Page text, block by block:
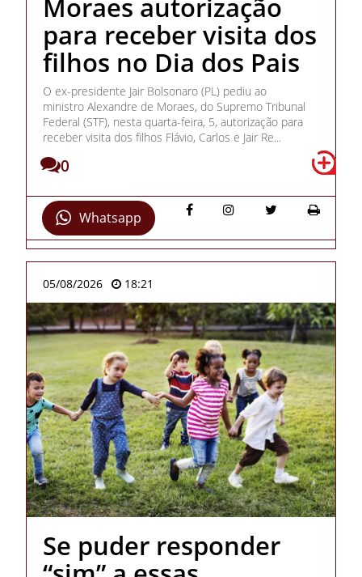
Moraes autorização
para receber visita dos
filhos no Dia dos Pais
O ex-presidente Jair Bolsonaro (PL) pediu ao
ministro Alexandre de Moraes, do Supremo Tribunal
Federal (STF), nesta quarta-feira, 5, autorização para
receber visita dos filhos Flávio, Carlos e Jair Re...
0
Whatsapp
05/08/2026 18:21
Se puder responder